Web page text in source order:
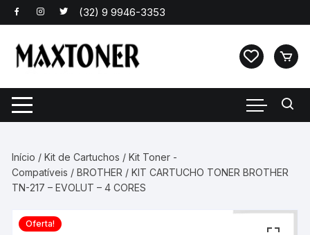
Pular
para
conteúdo
Início /Kit de Cartuchos /Kit Toner -
Compatíveis /BROTHER / KIT CARTUCHO TONER BROTHER
TN-217 – EVOLUT – 4 CORES
Oferta!